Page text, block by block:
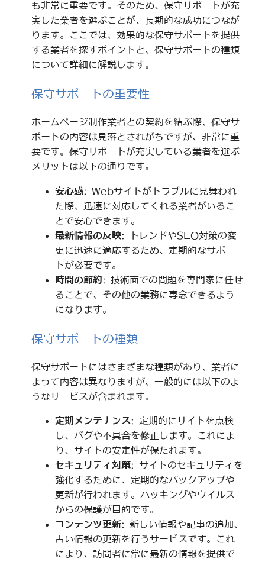
も非常に重要です。そのため、保守サポートが充
実した業者を選ぶことが、長期的な成功につなが
ります。ここでは、効果的な保守サポートを提供
する業者を探すポイントと、保守サポートの種類
について詳細に解説します。
保守サポートの重要性
ホームページ制作業者との契約を結ぶ際、保守サ
ポートの内容は見落とされがちですが、非常に重
要です。保守サポートが充実している業者を選ぶ
メリットは以下の通りです。
安心感: Webサイトがトラブルに見舞われ
た際、迅速に対応してくれる業者がいるこ
とで安心できます。
最新情報の反映: トレンドやSEO対策の変
更に迅速に適応するため、定期的なサポー
トが必要です。
時間の節約: 技術面での問題を専門家に任せ
ることで、その他の業務に専念できるよう
になります。
保守サポートの種類
保守サポートにはさまざまな種類があり、業者に
よって内容は異なりますが、一般的には以下のよ
うなサービスが含まれます。
定期メンテナンス: 定期的にサイトを点検
し、バグや不具合を修正します。これによ
り、サイトの安定性が保たれます。
セキュリティ対策: サイトのセキュリティを
強化するために、定期的なバックアップや
更新が行われます。ハッキングやウイルス
からの保護が目的です。
コンテンツ更新: 新しい情報や記事の追加、
古い情報の更新を行うサービスです。これ
により、訪問者に常に最新の情報を提供で